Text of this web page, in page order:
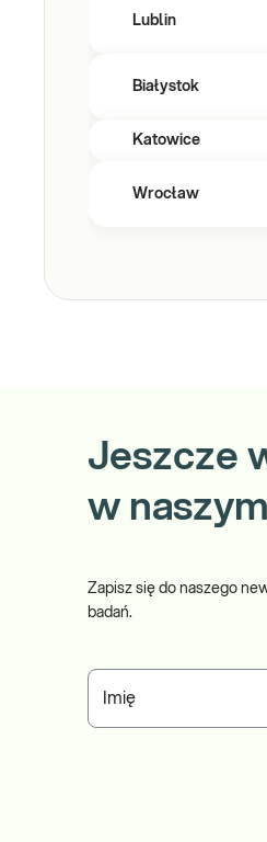
Lublin
Białystok
Katowice
Wrocław
Jeszcze
w naszym
Zapisz się do naszego
badań.
Imię